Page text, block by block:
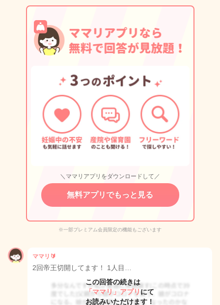
＼ママリアプリをダウンロードして／
無料アプリでもっと見る
※一部プレミアム会員限定の機能もございます
ママリ🔰
2回帝王切開してます！ 1人目…
この回答の続きは
「ママリ」アプリ にて
お読みいただけます！